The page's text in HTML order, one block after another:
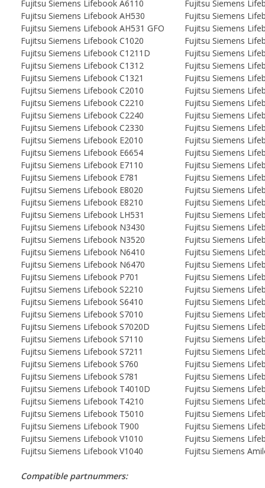
Fujitsu Siemens Lifebook A6110
Fujitsu Siemens
Fujitsu Siemens Lifebook AH530
Fujitsu Siemens
Fujitsu Siemens Lifebook AH531 GFO
Fujitsu Siemens
Fujitsu Siemens Lifebook C1020
Fujitsu Siemens
Fujitsu Siemens Lifebook C1211D
Fujitsu Siemens
Fujitsu Siemens Lifebook C1312
Fujitsu Siemens
Fujitsu Siemens Lifebook C1321
Fujitsu Siemens
Fujitsu Siemens Lifebook C2010
Fujitsu Siemens
Fujitsu Siemens Lifebook C2210
Fujitsu Siemens
Fujitsu Siemens Lifebook C2240
Fujitsu Siemens
Fujitsu Siemens Lifebook C2330
Fujitsu Siemens
Fujitsu Siemens Lifebook E2010
Fujitsu Siemens
Fujitsu Siemens Lifebook E6654
Fujitsu Siemens
Fujitsu Siemens Lifebook E7110
Fujitsu Siemens
Fujitsu Siemens Lifebook E781
Fujitsu Siemens
Fujitsu Siemens Lifebook E8020
Fujitsu Siemens
Fujitsu Siemens Lifebook E8210
Fujitsu Siemens
Fujitsu Siemens Lifebook LH531
Fujitsu Siemens
Fujitsu Siemens Lifebook N3430
Fujitsu Siemens
Fujitsu Siemens Lifebook N3520
Fujitsu Siemens
Fujitsu Siemens Lifebook N6410
Fujitsu Siemens
Fujitsu Siemens Lifebook N6470
Fujitsu Siemens
Fujitsu Siemens Lifebook P701
Fujitsu Siemens
Fujitsu Siemens Lifebook S2210
Fujitsu Siemens
Fujitsu Siemens Lifebook S6410
Fujitsu Siemens
Fujitsu Siemens Lifebook S7010
Fujitsu Siemens
Fujitsu Siemens Lifebook S7020D
Fujitsu Siemens
Fujitsu Siemens Lifebook S7110
Fujitsu Siemens
Fujitsu Siemens Lifebook S7211
Fujitsu Siemens
Fujitsu Siemens Lifebook S760
Fujitsu Siemens
Fujitsu Siemens Lifebook S781
Fujitsu Siemens
Fujitsu Siemens Lifebook T4010D
Fujitsu Siemens
Fujitsu Siemens Lifebook T4210
Fujitsu Siemens
Fujitsu Siemens Lifebook T5010
Fujitsu Siemens
Fujitsu Siemens Lifebook T900
Fujitsu Siemens
Fujitsu Siemens Lifebook V1010
Fujitsu Siemens
Fujitsu Siemens Lifebook V1040
Fujitsu Siemens
Compatible partnummers: